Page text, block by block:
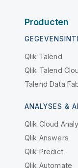
Producten
Qlik Talend
Qlik Talend
Talend Data
ANALYSES & AI
Qlik Cloud
Qlik Answers
Qlik Predict
Qlik Automate